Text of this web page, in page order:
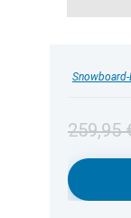
259,95